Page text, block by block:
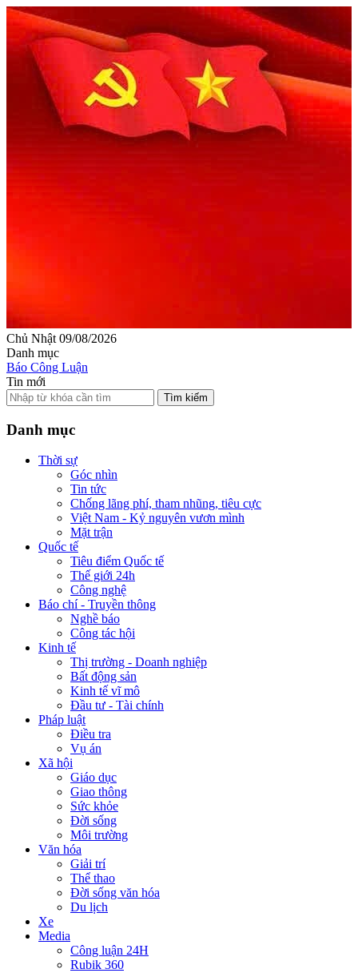
Chủ Nhật 09/08/2026
Danh mục
Báo Công Luận
Tin mới
Tìm kiếm
Danh mục
Thời sự
Góc nhìn
Tin tức
Chống lãng phí, tham nhũng, tiêu cực
Việt Nam - Kỷ nguyên vươn mình
Mặt trận
Quốc tế
Tiêu điểm Quốc tế
Thế giới 24h
Công nghệ
Báo chí - Truyền thông
Nghề báo
Công tác hội
Kinh tế
Thị trường - Doanh nghiệp
Bất động sản
Kinh tế vĩ mô
Đầu tư - Tài chính
Pháp luật
Điều tra
Vụ án
Xã hội
Giáo dục
Giao thông
Sức khỏe
Đời sống
Môi trường
Văn hóa
Giải trí
Thể thao
Đời sống văn hóa
Du lịch
Xe
Media
Công luận 24H
Rubik 360